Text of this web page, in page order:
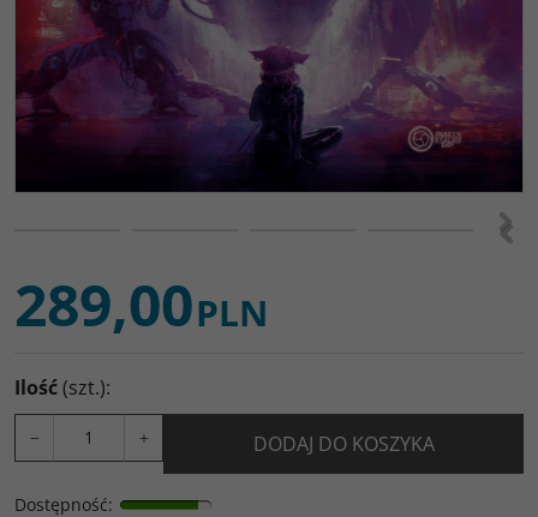
<
289,00PLN
Ilość(szt.):
− + DODAJ DO KOSZYKA
Dostępność: